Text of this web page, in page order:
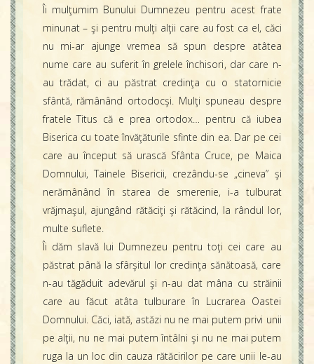
Îi mulţumim Bunului Dumnezeu pentru acest frate
minunat – şi pentru mulţi alţii care au fost ca el, căci
nu mi-ar ajunge vremea să spun despre atâtea
nume care au suferit în grelele închisori, dar care n-
au trădat, ci au păstrat credinţa cu o statornicie
sfântă, rămânând ortodocşi. Mulţi spuneau despre
fratele Titus că e prea ortodox… pentru că iubea
Biserica cu toate învăţăturile sfinte din ea. Dar pe cei
care au început să urască Sfânta Cruce, pe Maica
Domnului, Tainele Bisericii, crezându-se „cineva” şi
nerămânând în starea de smerenie, i-a tulburat
vrăjmaşul, ajungând rătăciţi şi rătăcind, la rândul lor,
multe suflete.
Îi dăm slavă lui Dumnezeu pentru toţi cei care au
păstrat până la sfârşitul lor credinţa sănătoasă, care
n-au tăgăduit adevărul şi n-au dat mâna cu străinii
care au făcut atâta tulburare în Lucrarea Oastei
Domnului. Căci, iată, astăzi nu ne mai putem privi unii
pe alţii, nu ne mai putem întâlni şi nu ne mai putem
ruga la un loc din cauza rătăcirilor pe care unii le-au